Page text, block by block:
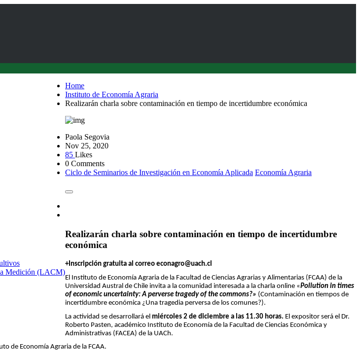
Medición (LACM)
Home
Instituto de Economía Agraria
Realizarán charla sobre contaminación en tiempo de incertidumbre económica
Paola Segovia
Nov 25, 2020
85 Likes
0 Comments
Ciclo de Seminarios de Investigación en Economía Aplicada Economía Agraria
Realizarán charla sobre contaminación en tiempo de incertidumbre
económica
+Inscripción gratuita al correo econagro@uach.cl
El Instituto de Economía Agraria de la Facultad de Ciencias Agrarias y Alimentarias (FCAA) de la
Universidad Austral de Chile invita a la comunidad interesada a la charla online «Pollution in times
of economic uncertainty: A perverse tragedy of the commons?» (Contaminación en tiempos de
incertidumbre económica ¿Una tragedia perversa de los comunes?).
La actividad se desarrollará el miércoles 2 de diciembre a las 11.30 horas. El expositor será el Dr.
Roberto Pasten, académico Instituto de Economía de la Facultad de Ciencias Económica y
Administrativas (FACEA) de la UACh.
de Economía Agraria de la FCAA.